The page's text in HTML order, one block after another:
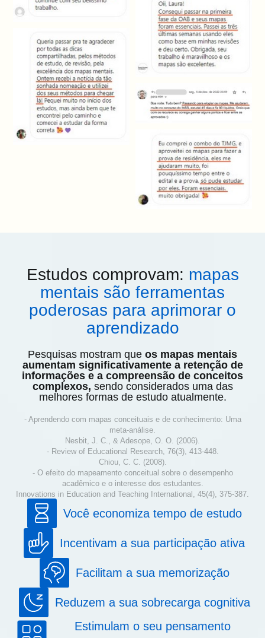
Estudos comprovam: mapas
mentais são ferramentas
poderosas para aprimorar o
aprendizado
Pesquisas mostram que os mapas mentais
aumentam significativamente a retenção de
informações e a compreensão de conceitos
complexos, sendo considerados uma das
melhores formas de estudo atualmente.
- Aprendendo com mapas conceituais e de conhecimento: Uma
meta-análise.
Nesbit, J. C., & Adesope, O. O. (2006).
- Review of Educational Research, 76(3), 413-448.
Chiou, C. C. (2008).
- O efeito do mapeamento conceitual sobre o desempenho
acadêmico e o interesse dos estudantes.
Innovations in Education and Teaching International, 45(4), 375-387.
Você economiza tempo de estudo
Incentivam a sua participação ativa
Facilitam a sua memorização
Reduzem a sua sobrecarga cognitiva
Estimulam o seu pensamento